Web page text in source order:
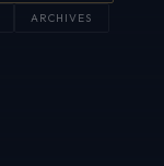
ARCHIVES